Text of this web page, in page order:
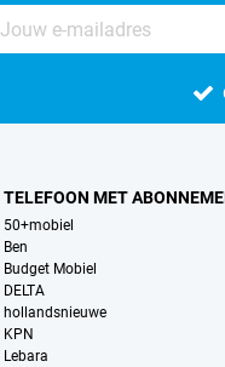
TELEFOON MET
50+mobiel
Ben
Budget Mobiel
DELTA
hollandsnieuwe
KPN
Lebara